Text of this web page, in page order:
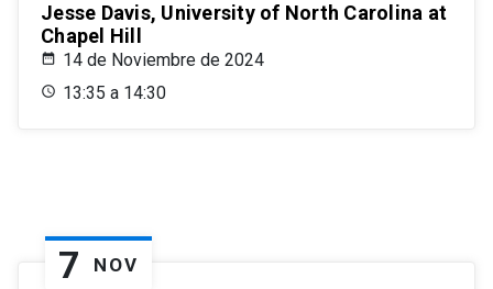
Jesse Davis, University of North Carolina at
Chapel Hill
14 de Noviembre de 2024
13:35 a 14:30
7 NOV